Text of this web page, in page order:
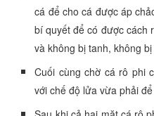
cá để cho cá được áp
bí quyết để có được cách
và không bị tanh, không
Cuối cùng chờ cá rô phi
với chế độ lửa vừa phải